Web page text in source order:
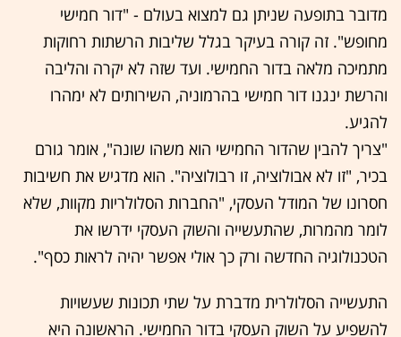
מדובר בתופעה שניתן גם למצוא בעולם - "דור חמישי
מחופש". זה קורה בעיקר בגלל שליבות הרשתות רחוקות
מתמיכה מלאה בדור החמישי. ועד שזה לא יקרה והליבה
והרשת ינגנו דור חמישי בהרמוניה, השירותים לא ימהרו
להגיע.
"צריך להבין שהדור החמישי הוא משהו שונה", אומר גורם
בכיר, "זו לא אבולוציה, זו רבולוציה". הוא מדגיש את חשיבות
חסרונו של המודל העסקי, "החברות הסלולריות מקוות, שלא
לומר מהמרות, שהתעשייה והשוק העסקי ידרשו את
הטכנולוגיה החדשה ורק כך אולי אפשר יהיה לראות כסף".
התעשייה הסלולרית מדברת על שתי תכונות שעשויות
להשפיע על השוק העסקי בדור החמישי. הראשונה היא